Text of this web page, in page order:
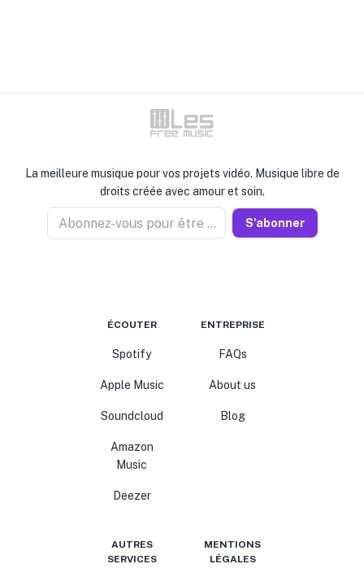
La meilleure musique pour vos projets vidéo. Musique libre de
droits créée avec amour et soin.
Abonnez-vous pour être informé S'abonner
ÉCOUTER
Spotify
Apple Music
Soundcloud
Amazon
Music
Deezer
ENTREPRISE
FAQs
About us
Blog
AUTRES
SERVICES
MENTIONS
LÉGALES